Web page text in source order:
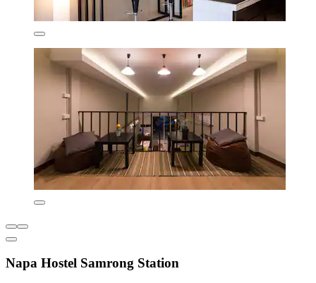
Napa Hostel Samrong Station